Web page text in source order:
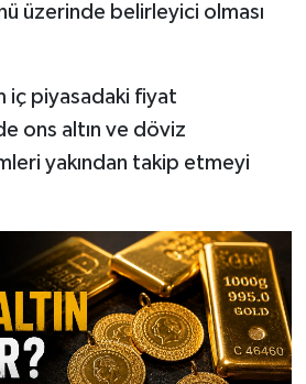
üzerinde belirleyici olması
iç piyasadaki fiyat
ons altın ve döviz
yakından takip etmeyi